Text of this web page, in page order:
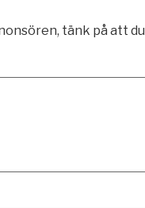
tänk på att